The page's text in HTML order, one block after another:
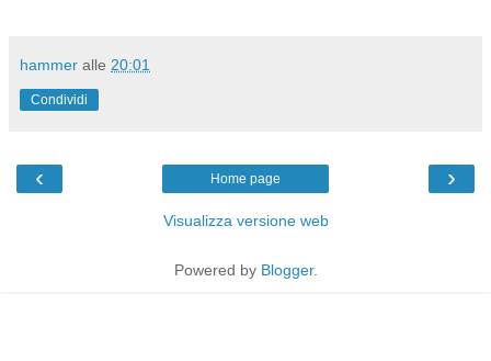
hammer alle 20:01
Condividi
‹ ›
Home page
Visualizza versione web
Powered by Blogger.